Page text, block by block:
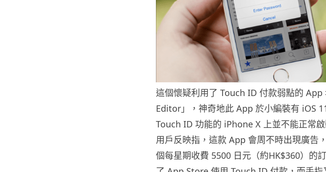
這個懷疑利用了 Touch ID 付款弱點的
Editor」，神奇地此 App 於小編裝有 iOS
Touch ID 功能的 iPhone X 上並不能正常
用戶反映指，這款 App 會周不時出現廣告
個每星期收費 5500 日元（約HK$360）的